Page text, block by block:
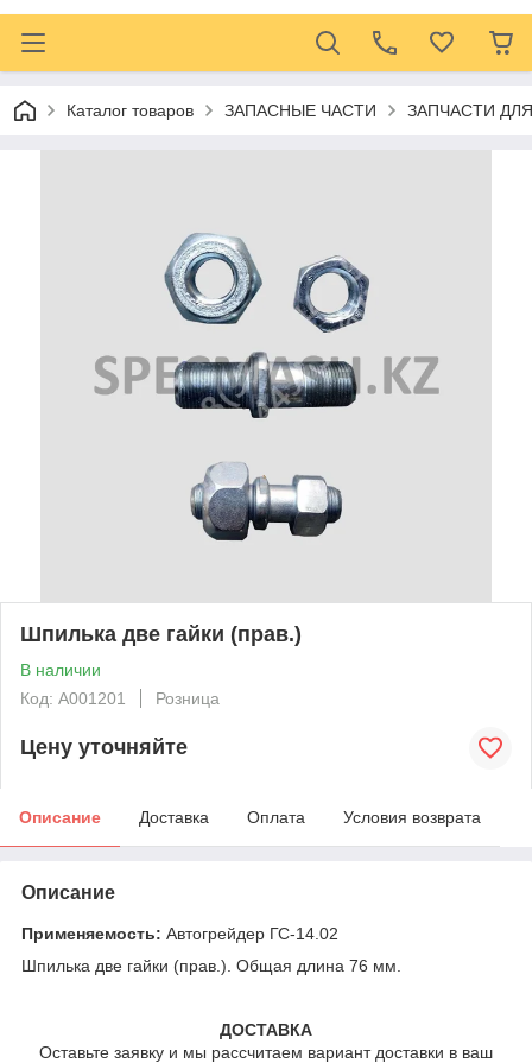
Каталог товаров ЗАПАСНЫЕ ЧАСТИ ЗАПЧАСТИ
Шпилька две гайки (прав.)
В наличии
Код: А001201
Розница
Цену уточняйте
Описание Доставка Оплата Условия возврата
Описание
Применяемость: Автогрейдер ГС-14.02
Шпилька две гайки (прав.). Общая длина 76 мм.
ДОСТАВКА
Оставьте заявку и мы рассчитаем вариант доставки в ваш